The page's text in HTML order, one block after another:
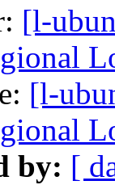
[l-
[l-
by: [